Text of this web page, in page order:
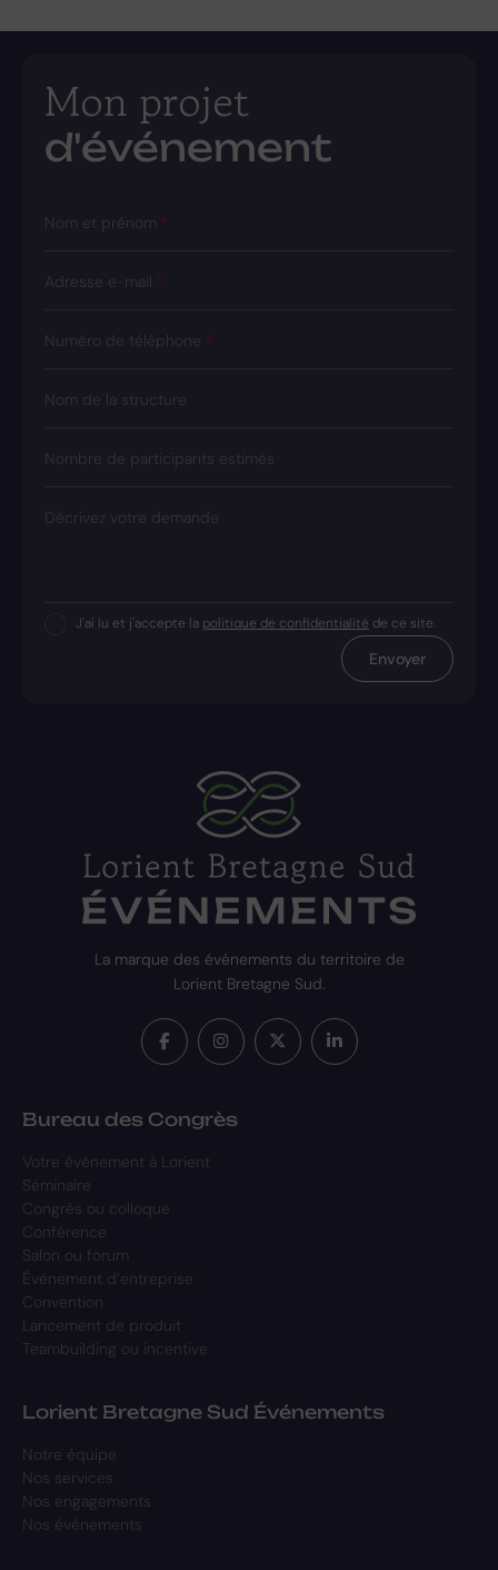
Mon projet
d'événement
Nom et prénom
Adresse e-mail
Numéro de téléphone
Nom de la structure
Nombre de participants estimés
Décrivez votre demande
J'ai lu et j'accepte la politique de confidentialité de ce site.
Envoyer
La marque des événements du territoire de
Lorient Bretagne Sud.
Bureau des Congrès
Votre événement à Lorient
Séminaire
Congrès ou colloque
Conférence
Salon ou forum
Événement d’entreprise
Convention
Lancement de produit
Teambuilding ou incentive
Lorient Bretagne Sud Événements
Notre équipe
Nos services
Nos engagements
Nos événements